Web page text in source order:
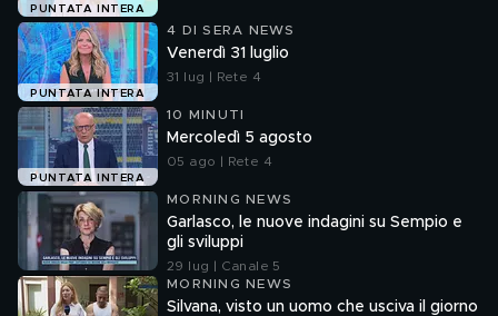
PUNTATA INTERA
PUNTATA INTERA
4 DI SERA NEWS
Venerdì 31 luglio
31 lug | Rete 4
PUNTATA INTERA
10 MINUTI
Mercoledì 5 agosto
05 ago | Rete 4
MORNING NEWS
Garlasco, le nuove indagini su Sempio e
gli sviluppi
29 lug | Canale 5
MORNING NEWS
Silvana, visto un uomo che usciva il giorno